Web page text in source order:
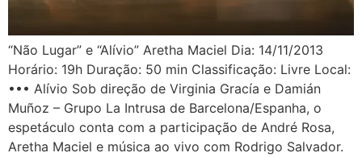
“Não Lugar” e “Alívio” Aretha Maciel Dia: 14/11/2013
Horário: 19h Duração: 50 min Classificação: Livre Local:
••• Alívio Sob direção de Virginia Gracía e Damián
Muñoz – Grupo La Intrusa de Barcelona/Espanha, o
espetáculo conta com a participação de André Rosa,
Aretha Maciel e música ao vivo com Rodrigo Salvador.